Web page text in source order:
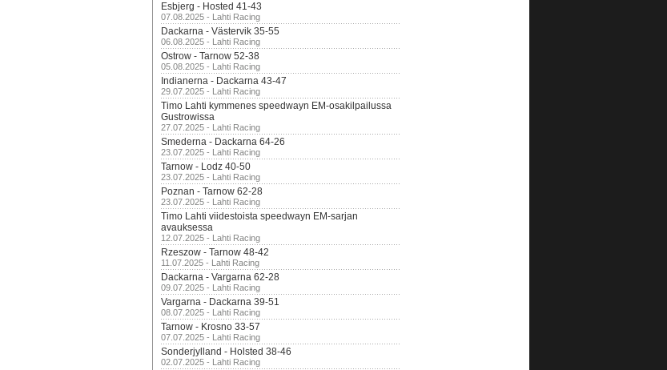
Esbjerg - Hosted 41-43
07.08.2025 - Lahti Racing
Dackarna - Västervik 35-55
06.08.2025 - Lahti Racing
Ostrow - Tarnow 52-38
05.08.2025 - Lahti Racing
Indianerna - Dackarna 43-47
29.07.2025 - Lahti Racing
Timo Lahti kymmenes speedwayn EM-osakilpailussa
Gustrowissa
27.07.2025 - Lahti Racing
Smederna - Dackarna 64-26
23.07.2025 - Lahti Racing
Tarnow - Lodz 40-50
23.07.2025 - Lahti Racing
Poznan - Tarnow 62-28
23.07.2025 - Lahti Racing
Timo Lahti viidestoista speedwayn EM-sarjan
avauksessa
12.07.2025 - Lahti Racing
Rzeszow - Tarnow 48-42
11.07.2025 - Lahti Racing
Dackarna - Vargarna 62-28
09.07.2025 - Lahti Racing
Vargarna - Dackarna 39-51
08.07.2025 - Lahti Racing
Tarnow - Krosno 33-57
07.07.2025 - Lahti Racing
Sonderjylland - Holsted 38-46
02.07.2025 - Lahti Racing